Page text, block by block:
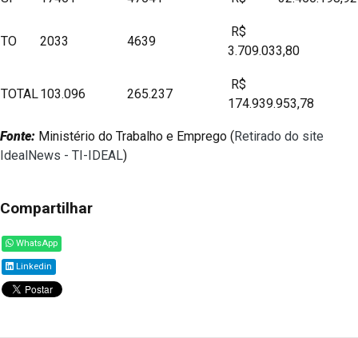
TO 2033 4639
R$
3.709.033,80
TOTAL103.096 265.237
R$
174.939.953,78
Fonte: Ministério do Trabalho e Emprego (Retirado do site
IdealNews - TI-IDEAL)
Compartilhar
WhatsApp
Linkedin